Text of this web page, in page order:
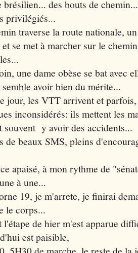
brésilien... des bouts de
privilégiés...
traverse la route nationale,
et se met à marcher sur le
une dame obèse se bat avec
avoir bien du mérite...
jour, les VTT arrivent et
inconsidérés: ils mettent les
souvent y avoir des accidents...
de beaux SMS, pleins
apaisé, à mon rythme de
à une...
19, je m'arrete, je finirai
le corps...
l'étape de hier m'est apparue
est paisible,